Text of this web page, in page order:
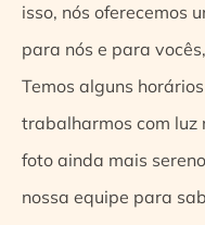
isso, nós oferecemos
para nós e para
Temos alguns
trabalharmos com luz
foto ainda mais
nossa equipe para